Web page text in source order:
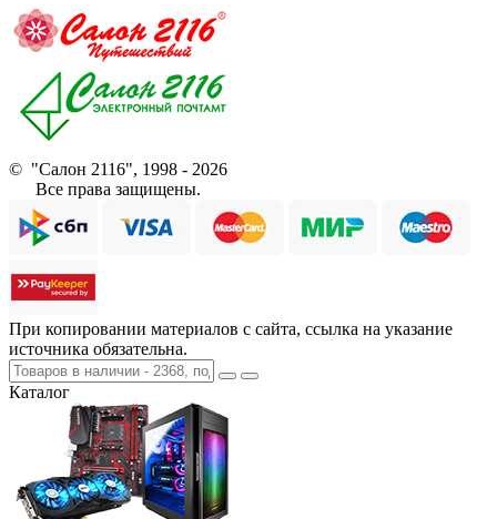
© "Салон 2116", 1998 - 2026
Все права защищены.
При копировании материалов с сайта, ссылка на указание
источника обязательна.
Каталог